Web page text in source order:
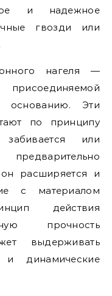
и надежное
гвозди или
нагеля —
основанию. Эти
по принципу
или
он расширяется и
с материалом
действия
прочность
выдерживать
и динамические